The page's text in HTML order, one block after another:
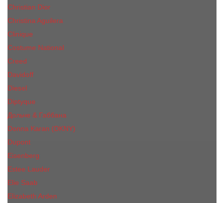
Christian Dior
Christina Aguilera
Сliniquе
Costume National
Creed
Davidoff
Diesel
Diptyque
Дольче & Габбана
Donna Karan (DKNY)
Dupont
Eisenberg
Еsteе Lаudеr
Elie Saab
Elizabeth Arden